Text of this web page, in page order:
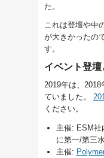
た。
これは登壇や中
が大きかったの
す。
イベント登壇
2019年は、
ていました。
ください。
主催: ESM社
に第一/第三水
主催: